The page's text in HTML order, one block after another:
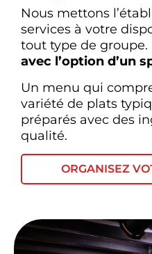
Nous mettons
services à votre
tout type de groupe.
avec l’option d’un
Un menu qui
variété de plats
préparés avec des
qualité.
ORGANISEZ